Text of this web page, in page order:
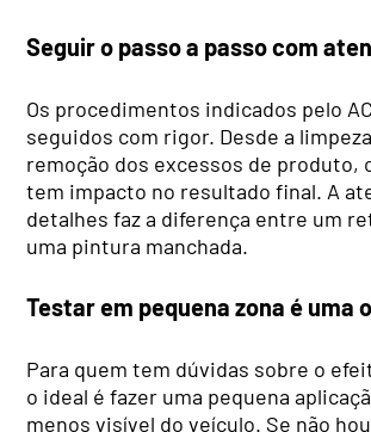
Seguir o passo a passo com
Os procedimentos indicados pelo
seguidos com rigor. Desde a
remoção dos excessos de produto,
tem impacto no resultado final. A
detalhes faz a diferença entre um
uma pintura manchada.
Testar em pequena zona é uma
Para quem tem dúvidas sobre o
o ideal é fazer uma pequena
menos visível do veículo. Se não